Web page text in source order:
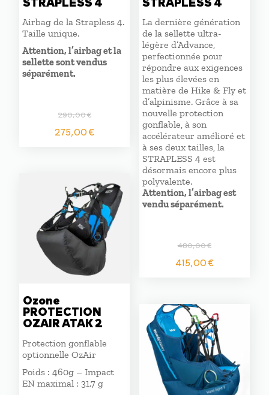
Airbag de la Strapless 4.
Taille unique.
Attention, l’airbag et la
sellette sont vendus
séparément.
290,00€
Le
prix
290,00 €.
275,00€Le
275,00 €.
La dernière génération
de la sellette ultra-
légère d’Advance,
perfectionnée pour
répondre aux exigences
les plus élevées en
matière de Hike & Fly et
d’alpinisme. Grâce à sa
nouvelle protection
gonflable, à son
accélérateur amélioré et
à ses deux tailles, la
STRAPLESS 4 est
désormais encore plus
polyvalente.
Attention, l’airbag est
vendu séparément.
480,00€
Le
prix
était :
480,00 €.
415,00€Le
415,00
Ozone
PROTECTION
OZAIR ATAK 2
Protection gonflable
optionnelle OzAir
Poids : 460g – Impact
EN maximal : 31.7 g